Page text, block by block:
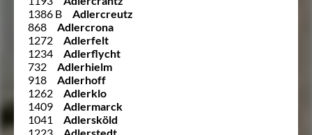
1386 B
Adlercreutz
868
Adlercrona
1272
Adlerfelt
1234
Adlerflycht
732
Adlerhielm
918
Adlerhoff
1262
Adlerklo
1409
Adlermarck
1041
Adlersköld
1223
Adlerstedt